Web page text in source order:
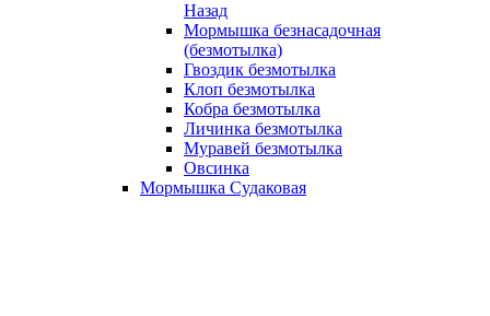
Назад
Мормышка безнасадочная
(безмотылка)
Гвоздик безмотылка
Клоп безмотылка
Кобра безмотылка
Личинка безмотылка
Муравей безмотылка
Овсинка
Мормышка Судаковая